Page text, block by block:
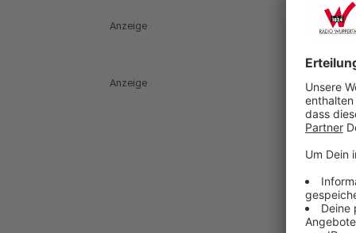
Anzeige
Anzeige